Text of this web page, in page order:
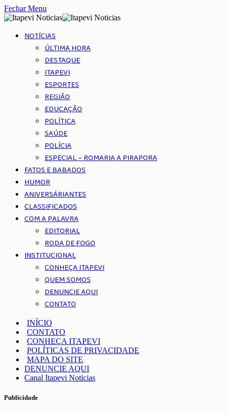
Fechar Menu
NOTÍCIAS
ÚLTIMA HORA
DESTAQUE
ITAPEVI
ESPORTES
REGIÃO
EDUCAÇÃO
POLÍTICA
SAÚDE
POLÍCIA
ESPECIAL – ROMARIA A PIRAPORA
FATOS E BABADOS
HUMOR
ANIVERSÁRIANTES
CLASSIFICADOS
COM A PALAVRA
EDITORIAL
RODA DE FOGO
INSTITUCIONAL
CONHEÇA ITAPEVI
QUEM SOMOS
DENUNCIE AQUI
CONTATO
INÍCIO
CONTATO
CONHEÇA ITAPEVI
POLÍTICAS DE PRIVACIDADE
MAPA DO SITE
DENUNCIE AQUI
Canal Itapevi Noticias
Publicidade